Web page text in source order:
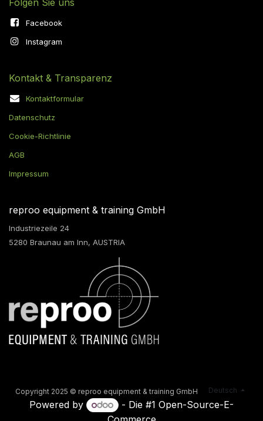
Folgen Sie uns
Facebook
Instagram
Kontakt & Transparenz
Kontaktformular
Datenschutz
Cookie-Richtlinie
AGB
Impressum
reproo equipment & training GmbH
Industriezeile 24
5280 Braunau am Inn, AUSTRIA
Copyright 2025 © reproo equipment & training GmbH Deutsch
Powered by - Die #1 Open-Source-E-